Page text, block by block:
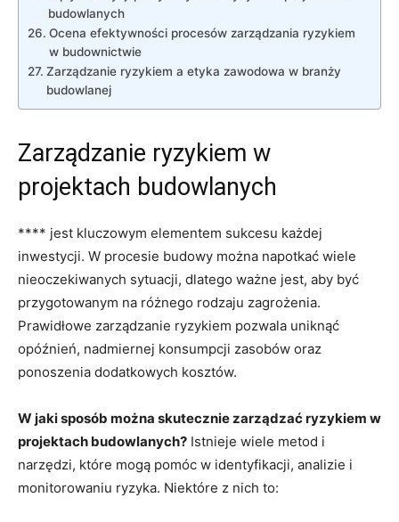
budowlanych
Ocena efektywności ⁢procesów⁢ zarządzania ryzykiem
w budownictwie
Zarządzanie ryzykiem a etyka zawodowa w branży
budowlanej
Zarządzanie ryzykiem ⁣w
projektach budowlanych
**** jest kluczowym elementem‍ sukcesu każdej
inwestycji.‍ W procesie budowy można napotkać wiele
‍nieoczekiwanych sytuacji, dlatego‍ ważne jest, aby być
przygotowanym na różnego ‌rodzaju‌ zagrożenia.
Prawidłowe zarządzanie ryzykiem pozwala uniknąć
opóźnień,⁤ nadmiernej konsumpcji zasobów oraz
ponoszenia dodatkowych‌ kosztów.
W jaki ⁤sposób można skutecznie⁤ zarządzać ⁤ryzykiem w
projektach‌ budowlanych? Istnieje wiele metod ⁣i
narzędzi, które mogą pomóc⁣ w identyfikacji, analizie i
monitorowaniu ryzyka. Niektóre z nich to: